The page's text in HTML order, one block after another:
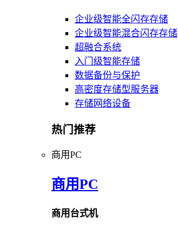
企业级智能全闪存存储
企业级智能混合闪存存储
超融合系统
入门级智能存储
数据备份与保护
高密度存储型服务器
存储网络设备
热门推荐
商用PC
商用PC
商用台式机